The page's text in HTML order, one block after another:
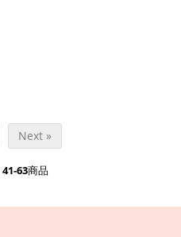
Next »
41-63商品